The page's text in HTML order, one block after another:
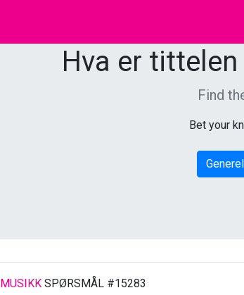
Hva er
Find
Bet your
MUSIKKSPØRSMÅL #15283